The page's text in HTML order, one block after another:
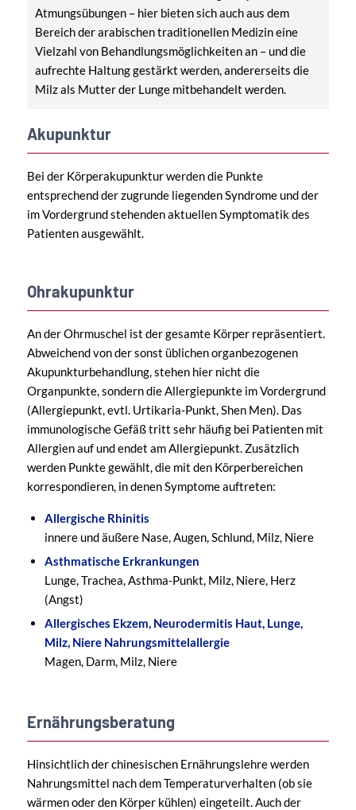
Atmungsübungen – hier bieten sich auch aus dem
Bereich der arabischen traditionellen Medizin eine
Vielzahl von Behandlungsmöglichkeiten an – und die
aufrechte Haltung gestärkt werden, andererseits die
Milz als Mutter der Lunge mitbehandelt werden.
Akupunktur
Bei der Körperakupunktur werden die Punkte
entsprechend der zugrunde liegenden Syndrome und der
im Vordergrund stehenden aktuellen Symptomatik des
Patienten ausgewählt.
Ohrakupunktur
An der Ohrmuschel ist der gesamte Körper repräsentiert.
Abweichend von der sonst üblichen organbezogenen
Akupunkturbehandlung, stehen hier nicht die
Organpunkte, sondern die Allergiepunkte im Vordergrund
(Allergiepunkt, evtl. Urtikaria-Punkt, Shen Men). Das
immunologische Gefäß tritt sehr häufig bei Patienten mit
Allergien auf und endet am Allergiepunkt. Zusätzlich
werden Punkte gewählt, die mit den Körperbereichen
korrespondieren, in denen Symptome auftreten:
Allergische Rhinitis
innere und äußere Nase, Augen, Schlund, Milz, Niere
Asthmatische Erkrankungen
Lunge, Trachea, Asthma-Punkt, Milz, Niere, Herz
(Angst)
Allergisches Ekzem, Neurodermitis Haut, Lunge,
Milz, Niere Nahrungsmittelallergie
Magen, Darm, Milz, Niere
Ernährungsberatung
Hinsichtlich der chinesischen Ernährungslehre werden
Nahrungsmittel nach dem Temperaturverhalten (ob sie
wärmen oder den Körper kühlen) eingeteilt. Auch der